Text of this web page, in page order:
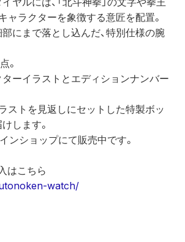
ャラクターを象徴する意匠を配置。
にまで落とし込んだ、特別仕様の腕
。
ーイラストとエディションナンバー
ストを見返しにセットした特製ボッ
します。
ンショップにて販売中です。
はこちら
watch/